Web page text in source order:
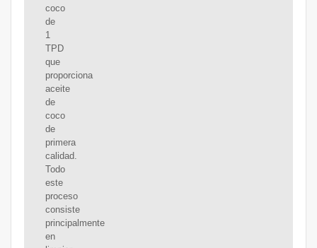
coco
de
1
TPD
que
proporciona
aceite
de
coco
de
primera
calidad.
Todo
este
proceso
consiste
principalmente
en